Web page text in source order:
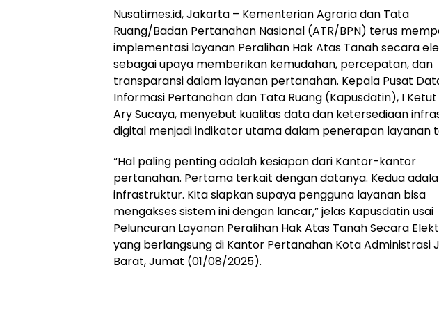
Nusatimes.id, Jakarta – Kementerian Agraria dan Tata
Ruang/Badan Pertanahan Nasional (ATR/BPN) terus
implementasi layanan Peralihan Hak Atas Tanah secara
sebagai upaya memberikan kemudahan, percepatan, dan
transparansi dalam layanan pertanahan. Kepala Pusat
Informasi Pertanahan dan Tata Ruang (Kapusdatin), I
Ary Sucaya, menyebut kualitas data dan ketersediaan
digital menjadi indikator utama dalam penerapan layanan
“Hal paling penting adalah kesiapan dari Kantor-kantor
pertanahan. Pertama terkait dengan datanya. Kedua
infrastruktur. Kita siapkan supaya pengguna layanan bisa
mengakses sistem ini dengan lancar,” jelas Kapusdatin usai
Peluncuran Layanan Peralihan Hak Atas Tanah Secara
yang berlangsung di Kantor Pertanahan Kota Administrasi
Barat, Jumat (01/08/2025).